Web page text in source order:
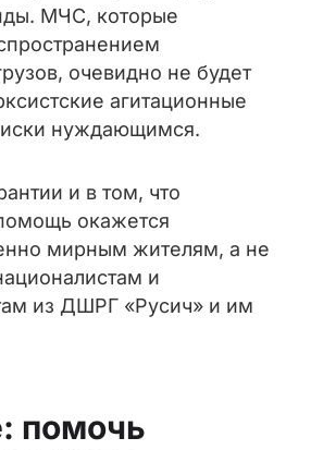
МЧС, которые
очевидно не будет
агитационные
нуждающимся.
и в том, что
окажется
мирным жителям, а не
и
из ДШРГ «Русич» и им
помочь